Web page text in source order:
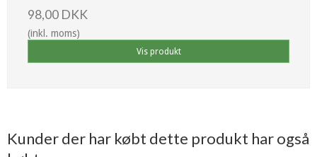
98,00 DKK
(inkl. moms)
Vis produkt
Kunder der har købt dette produkt har også